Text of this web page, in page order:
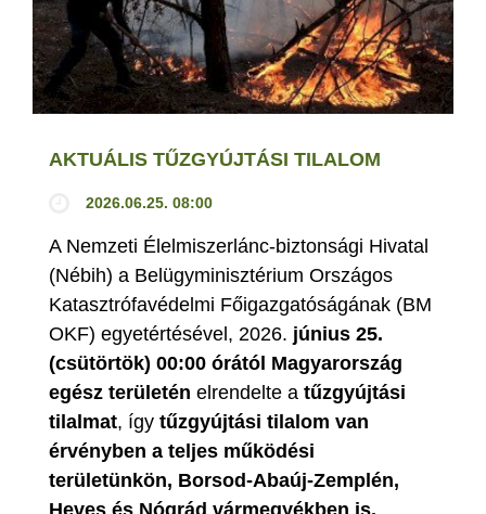
AKTUÁLIS TŰZGYÚJTÁSI TILALOM
2026.06.25. 08:00
A Nemzeti Élelmiszerlánc-biztonsági Hivatal
(Nébih) a Belügyminisztérium Országos
Katasztrófavédelmi Főigazgatóságának (BM
OKF) egyetértésével, 2026. június 25.
(csütörtök) 00:00 órától Magyarország
egész területén elrendelte a tűzgyújtási
tilalmat, így tűzgyújtási tilalom van
érvényben a teljes működési
területünkön, Borsod-Abaúj-Zemplén,